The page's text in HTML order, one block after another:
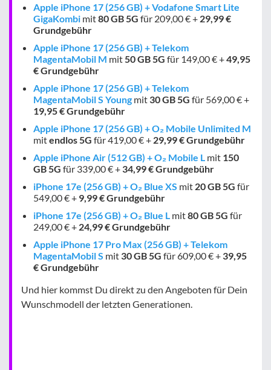
Apple iPhone 17 (256 GB) + Vodafone Smart Lite
GigaKombi mit80 GB 5G für 209,00 € + 29,99 €
Grundgebühr
Apple iPhone 17 (256 GB) + Telekom
MagentaMobil M mit 50 GB 5G für 149,00 € +49,95
€ Grundgebühr
Apple iPhone 17 (256 GB) + Telekom
MagentaMobil S Young mit 30 GB 5G für 569,00 € +
19,95 € Grundgebühr
Apple iPhone 17 (256 GB) + O₂ Mobile Unlimited M
mitendlos 5G für 419,00 € + 29,99 € Grundgebühr
Apple iPhone Air (512 GB) + O₂ Mobile L mit 150
GB 5G für 339,00 € + 34,99 € Grundgebühr
iPhone 17e (256 GB) + O₂ Blue XS mit 20 GB 5G für
549,00 € + 9,99 € Grundgebühr
iPhone 17e (256 GB) + O₂ Blue L mit80 GB 5G für
249,00 € + 24,99 € Grundgebühr
Apple iPhone 17 Pro Max (256 GB) + Telekom
MagentaMobil S mit 30 GB 5G für 609,00 € + 39,95
€ Grundgebühr
Und hier kommst Du direkt zu den Angeboten für Dein
Wunschmodell der letzten Generationen.